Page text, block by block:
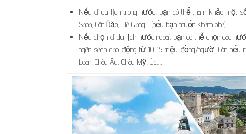
Nếu đi du lịch trong nước, bạn có thể tham khảo một
Sapa, Côn Đảo, Hà Giang… (nếu bạn muốn khám phá).
Nếu chọn đi du lịch nước ngoài, bạn có thể chọn các
ngân sách dao động từ 10-15 triệu đồng/người. Còn
Loan, Châu Âu, Châu Mỹ, Úc,…